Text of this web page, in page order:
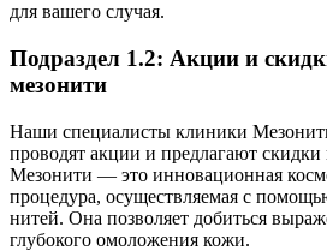
для вашего случая.
Подраздел 1.2: Акции и
мезонити
Наши специалисты клиники
проводят акции и предлагают
Мезонити — это инновационная
процедура, осуществляемая с
нитей. Она позволяет добиться
глубокого омоложения кожи.